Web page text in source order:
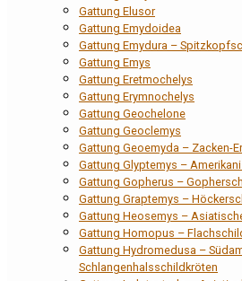
Gattung Elusor
Gattung Emydoidea
Gattung Emydura –
Gattung Emys
Gattung Eretmochelys
Gattung Erymnochelys
Gattung Geochelone
Gattung Geoclemys
Gattung Geoemyda – Zacken-
Gattung Glyptemys –
Gattung Gopherus –
Gattung Graptemys –
Gattung Heosemys –
Gattung Homopus –
Gattung Hydromedusa –
Schlangenhalsschildkröten